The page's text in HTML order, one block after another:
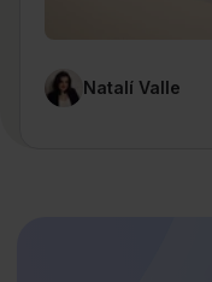
Natalí Valle